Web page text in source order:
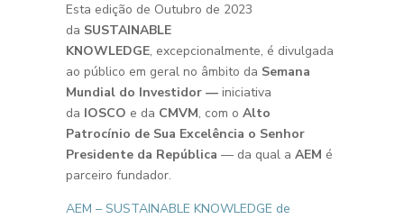
Esta edição de Outubro de 2023
da SUSTAINABLE
KNOWLEDGE, excepcionalmente, é divulgada
ao público em geral no âmbito da Semana
Mundial do Investidor — iniciativa
da IOSCO e da CMVM, com oAlto
Patrocínio de Sua Excelência o Senhor
Presidente da República — da qual aAEM é
parceiro fundador.
AEM – SUSTAINABLE KNOWLEDGE de